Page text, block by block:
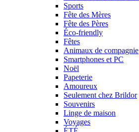
Sports
Fête des Mères
Fête des Pères
Éco-friendly
Fêtes
Animaux de compagnie
Smartphones et PC
Noël
Papeterie
Amoureux
Seulement chez Brildor
Souvenirs
Linge de maison
Voyages